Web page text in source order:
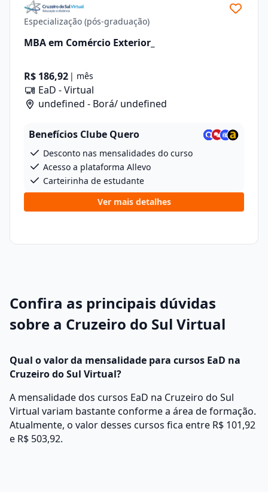
Especialização (pós-graduação)
MBA em Comércio Exterior_
R$ 186,92 | mês
EaD - Virtual
undefined - Borá/ undefined
Benefícios Clube Quero
Desconto nas mensalidades do curso
Acesso a plataforma Allevo
Carteirinha de estudante
Ver mais detalhes
Confira as principais dúvidas
sobre a Cruzeiro do Sul Virtual
Qual o valor da mensalidade para cursos EaD na
Cruzeiro do Sul Virtual?
A mensalidade dos cursos EaD na Cruzeiro do Sul
Virtual variam bastante conforme a área de formação.
Atualmente, o valor desses cursos fica entre R$ 101,92
e R$ 503,92.